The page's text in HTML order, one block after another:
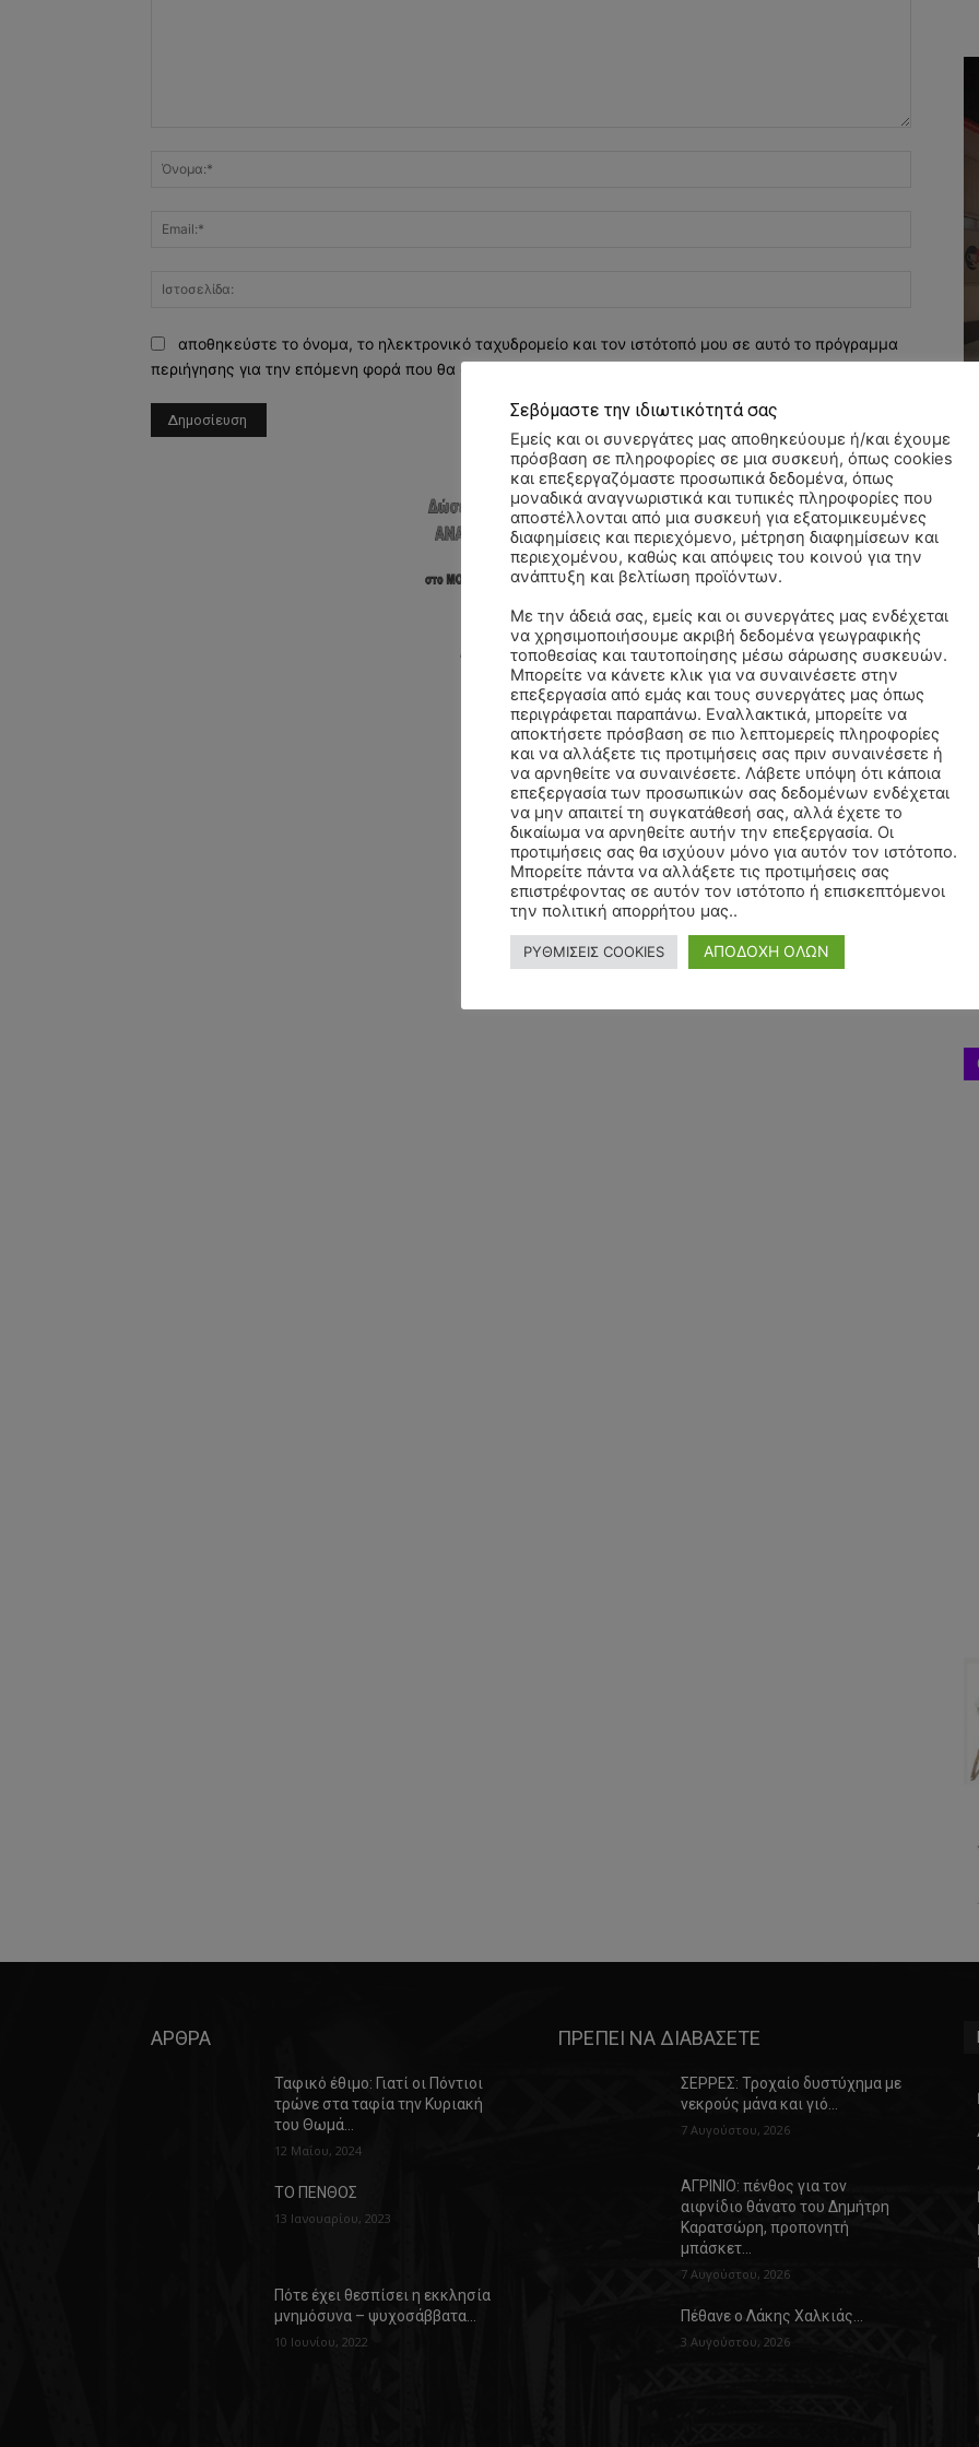
αποθηκεύστε το όνομα, το ηλεκτρονικό ταχυδρομείο και τον ιστότοπό μου σε αυτό το πρόγραμμα
περιήγησης για την επόμενη φορά που θα σχολιάσω.
ΑΡΘΡΑ
Ταφικό έθιμο: Γιατί οι Πόντιοι
τρώνε στα ταφία την Κυριακή
του Θωμά…
12 Μαΐου, 2024
ΤΟ ΠΕΝΘΟΣ
13 Ιανουαρίου, 2023
Πότε έχει θεσπίσει η εκκλησία
μνημόσυνα – ψυχοσάββατα…
10 Ιουνίου, 2022
ΠΡΕΠΕΙ ΝΑ ΔΙΑΒΑΣΕΤΕ
ΣΕΡΡΕΣ: Τροχαίο δυστύχημα με
νεκρούς μάνα και γιό…
7 Αυγούστου, 2026
ΑΓΡΙΝΙΟ: πένθος για τον
αιφνίδιο θάνατο του Δημήτρη
Καρατσώρη, προπονητή
μπάσκετ…
7 Αυγούστου, 2026
Πέθανε ο Λάκης Χαλκιάς…
3 Αυγούστου, 2026
Σεβόμαστε την ιδιωτικότητά σας
Εμείς και οι συνεργάτες μας αποθηκεύουμε ή/και έχουμε
πρόσβαση σε πληροφορίες σε μια συσκευή, όπως cookies
και επεξεργαζόμαστε προσωπικά δεδομένα, όπως
μοναδικά αναγνωριστικά και τυπικές πληροφορίες που
αποστέλλονται από μια συσκευή για εξατομικευμένες
διαφημίσεις και περιεχόμενο, μέτρηση διαφημίσεων και
περιεχομένου, καθώς και απόψεις του κοινού για την
ανάπτυξη και βελτίωση προϊόντων.
Με την άδειά σας, εμείς και οι συνεργάτες μας ενδέχεται
να χρησιμοποιήσουμε ακριβή δεδομένα γεωγραφικής
τοποθεσίας και ταυτοποίησης μέσω σάρωσης συσκευών.
Μπορείτε να κάνετε κλικ για να συναινέσετε στην
επεξεργασία από εμάς και τους συνεργάτες μας όπως
περιγράφεται παραπάνω. Εναλλακτικά, μπορείτε να
αποκτήσετε πρόσβαση σε πιο λεπτομερείς πληροφορίες
και να αλλάξετε τις προτιμήσεις σας πριν συναινέσετε ή
να αρνηθείτε να συναινέσετε. Λάβετε υπόψη ότι κάποια
επεξεργασία των προσωπικών σας δεδομένων ενδέχεται
να μην απαιτεί τη συγκατάθεσή σας, αλλά έχετε το
δικαίωμα να αρνηθείτε αυτήν την επεξεργασία. Οι
προτιμήσεις σας θα ισχύουν μόνο για αυτόν τον ιστότοπο.
Μπορείτε πάντα να αλλάξετε τις προτιμήσεις σας
επιστρέφοντας σε αυτόν τον ιστότοπο ή επισκεπτόμενοι
την πολιτική απορρήτου μας..
ΡΥΘΜΙΣΕΙΣ COOKIES ΑΠΟΔΟΧΗ ΟΛΩΝ